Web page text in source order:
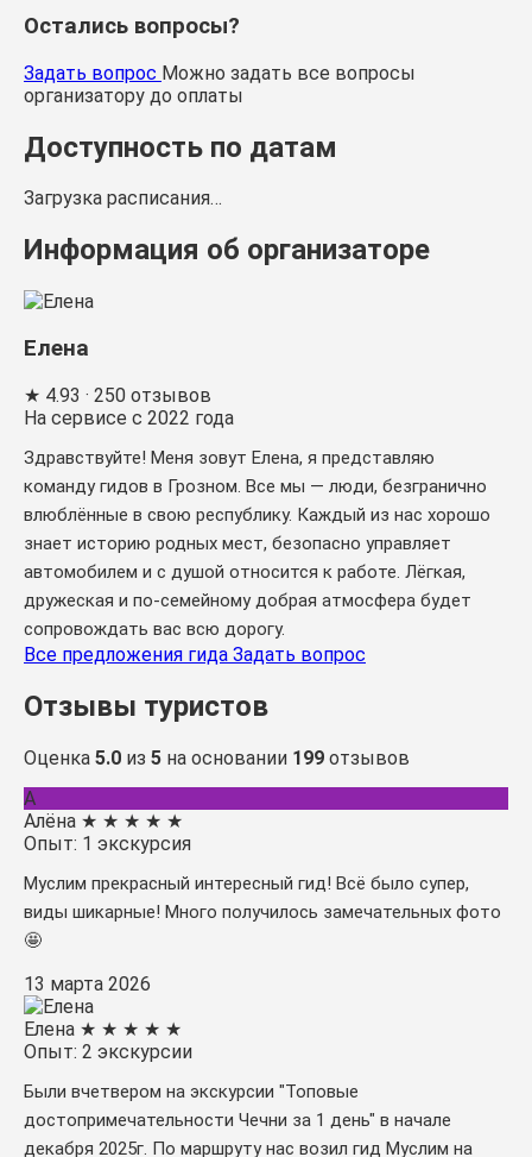
Остались вопросы?
Задать вопрос Можно задать все вопросы
организатору до оплаты
Доступность по датам
Загрузка расписания…
Информация об организаторе
Елена
★ 4.93 · 250 отзывов
На сервисе с 2022 года
Здравствуйте! Меня зовут Елена, я представляю
команду гидов в Грозном. Все мы — люди, безгранично
влюблённые в свою республику. Каждый из нас хорошо
знает историю родных мест, безопасно управляет
автомобилем и с душой относится к работе. Лёгкая,
дружеская и по-семейному добрая атмосфера будет
сопровождать вас всю дорогу.
Все предложения гида Задать вопрос
Отзывы туристов
Оценка 5.0 из 5 на основании 199 отзывов
А
Алёна ★ ★ ★ ★ ★
Опыт: 1 экскурсия
Муслим прекрасный интересный гид! Всё было супер,
виды шикарные! Много получилось замечательных фото
🤩
13 марта 2026
Елена ★ ★ ★ ★ ★
Опыт: 2 экскурсии
Были вчетвером на экскурсии "Топовые
достопримечательности Чечни за 1 день" в начале
декабря 2025г. По маршруту нас возил гид Муслим на